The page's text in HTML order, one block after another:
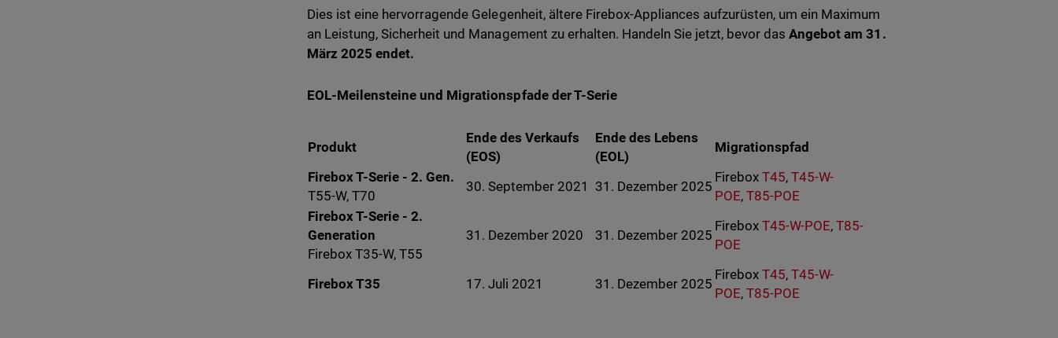
Dies ist eine hervorragende Gelegenheit, ältere Firebox-Appliances aufzurüsten, um ein Maximum
an Leistung, Sicherheit und Management zu erhalten. Handeln Sie jetzt, bevor dasAngebot am 31.
März 2025 endet.
EOL-Meilensteine und Migrationspfade der T-Serie
Produkt
Ende des Verkaufs
(EOS)
Ende des Lebens
(EOL)
Migrationspfad
Firebox T-Serie - 2. Gen.
T55-W, T70
30. September 2021 31. Dezember 2025
FireboxT45,T45-W-
POE,T85-POE
Firebox T-Serie - 2.
Generation
Firebox T35-W, T55
31. Dezember 2020 31. Dezember 2025
FireboxT45-W-POE,T85-
POE
Firebox T35 17. Juli 2021 31. Dezember 2025
FireboxT45,T45-W-
POE,T85-POE